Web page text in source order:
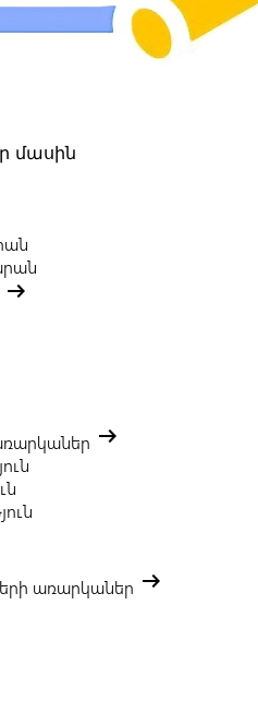
մասին
arrow_right_alt
arrow_right_alt
առարկաներ arrow_right_alt